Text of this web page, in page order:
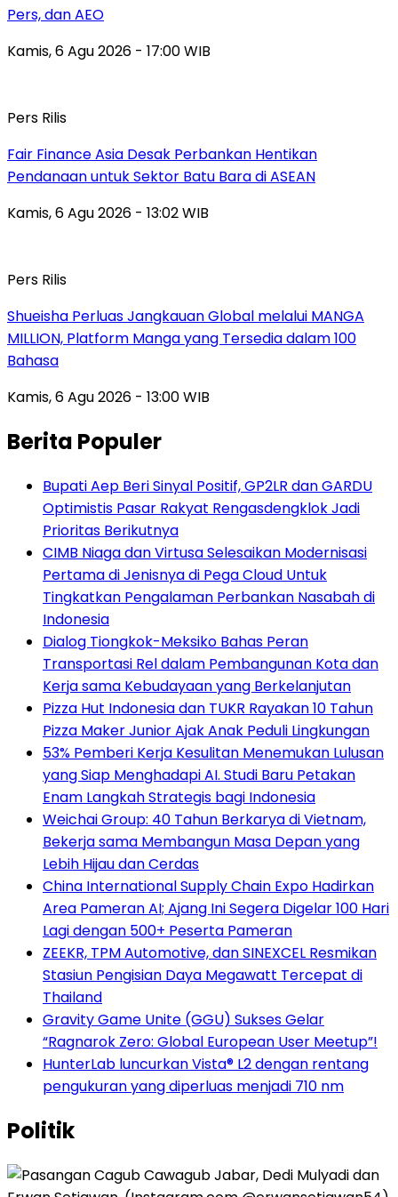
Pers, dan AEO
Kamis, 6 Agu 2026 - 17:00 WIB
Pers Rilis
Fair Finance Asia Desak Perbankan Hentikan
Pendanaan untuk Sektor Batu Bara di ASEAN
Kamis, 6 Agu 2026 - 13:02 WIB
Pers Rilis
Shueisha Perluas Jangkauan Global melalui MANGA
MILLION, Platform Manga yang Tersedia dalam 100
Bahasa
Kamis, 6 Agu 2026 - 13:00 WIB
Berita Populer
Bupati Aep Beri Sinyal Positif, GP2LR dan GARDU
Optimistis Pasar Rakyat Rengasdengklok Jadi
Prioritas Berikutnya
CIMB Niaga dan Virtusa Selesaikan Modernisasi
Pertama di Jenisnya di Pega Cloud Untuk
Tingkatkan Pengalaman Perbankan Nasabah di
Indonesia
Dialog Tiongkok-Meksiko Bahas Peran
Transportasi Rel dalam Pembangunan Kota dan
Kerja sama Kebudayaan yang Berkelanjutan
Pizza Hut Indonesia dan TUKR Rayakan 10 Tahun
Pizza Maker Junior Ajak Anak Peduli Lingkungan
53% Pemberi Kerja Kesulitan Menemukan Lulusan
yang Siap Menghadapi AI. Studi Baru Petakan
Enam Langkah Strategis bagi Indonesia
Weichai Group: 40 Tahun Berkarya di Vietnam,
Bekerja sama Membangun Masa Depan yang
Lebih Hijau dan Cerdas
China International Supply Chain Expo Hadirkan
Area Pameran AI; Ajang Ini Segera Digelar 100 Hari
Lagi dengan 500+ Peserta Pameran
ZEEKR, TPM Automotive, dan SINEXCEL Resmikan
Stasiun Pengisian Daya Megawatt Tercepat di
Thailand
Gravity Game Unite (GGU) Sukses Gelar
“Ragnarok Zero: Global European User Meetup”!
HunterLab luncurkan Vista® L2 dengan rentang
pengukuran yang diperluas menjadi 710 nm
Politik